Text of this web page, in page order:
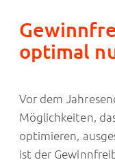
optimal
Vor dem
Möglichkeiten,
optimieren,
ist der